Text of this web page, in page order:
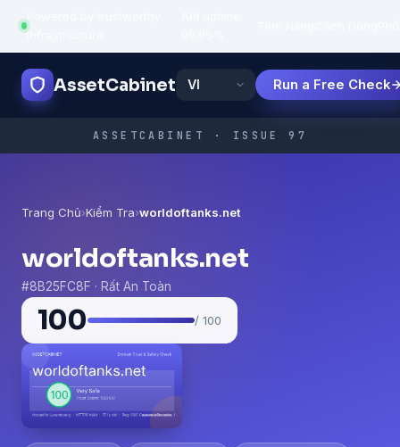
infrastructure
AssetCabinet Run a Free Check
ASSETCABINET · ISSUE 97
Trang Chủ›Kiểm Tra›worldoftanks.net
worldoftanks.net
#8B25FC8F · Rất An Toàn
100 / 100